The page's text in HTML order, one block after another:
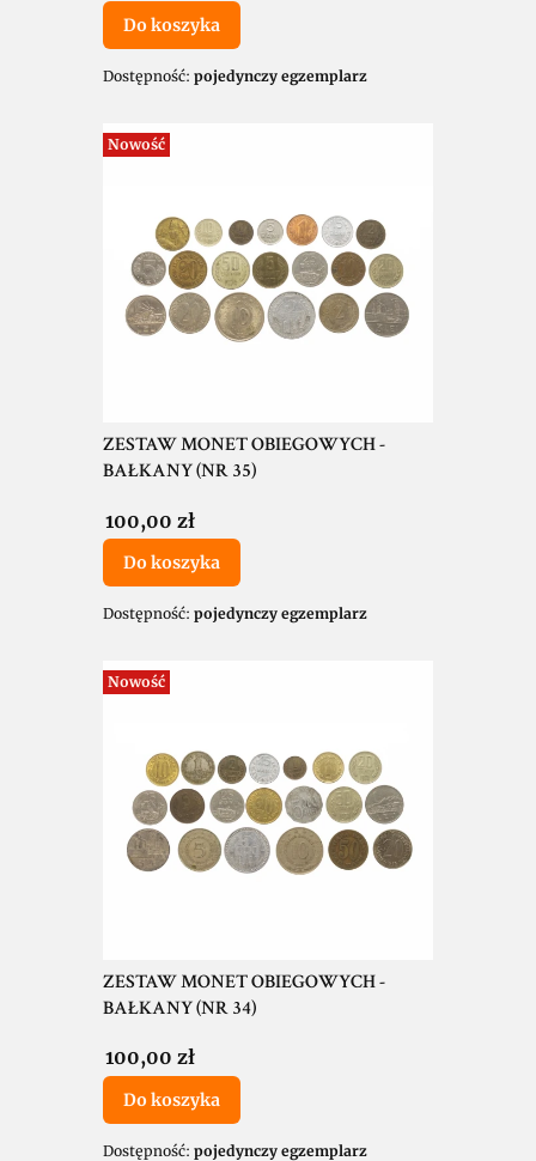
Do koszyka
Dostępność: pojedynczy egzemplarz
Nowość
ZESTAW MONET OBIEGOWYCH -
BAŁKANY (NR 35)
Cena
100,00 zł
Do koszyka
Dostępność: pojedynczy egzemplarz
Nowość
ZESTAW MONET OBIEGOWYCH -
BAŁKANY (NR 34)
Cena
100,00 zł
Do koszyka
Dostępność: pojedynczy egzemplarz